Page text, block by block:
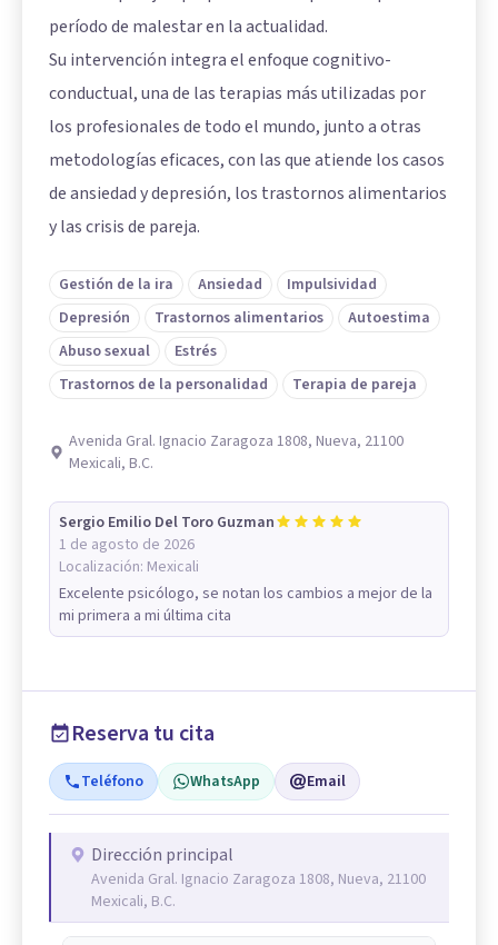
período de malestar en la actualidad.
Su intervención integra el enfoque cognitivo-
conductual, una de las terapias más utilizadas por
los profesionales de todo el mundo, junto a otras
metodologías eficaces, con las que atiende los casos
de ansiedad y depresión, los trastornos alimentarios
y las crisis de pareja.
Gestión de la ira Ansiedad
Impulsividad
Depresión
Trastornos alimentarios
Autoestima
Abuso sexual
Estrés
Trastornos de la personalidad
Terapia de pareja
Avenida Gral. Ignacio Zaragoza 1808, Nueva, 21100
Mexicali, B.C.
Sergio Emilio Del Toro Guzman
1 de agosto de 2026
Localización: Mexicali
Excelente psicólogo, se notan los cambios a mejor de la
mi primera a mi última cita
Reserva tu cita
Teléfono WhatsApp Email
Dirección principal
Avenida Gral. Ignacio Zaragoza 1808, Nueva, 21100
Mexicali, B.C.